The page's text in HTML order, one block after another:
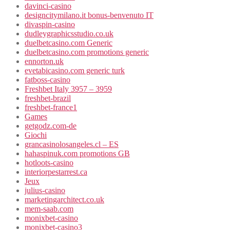
davinci-casino
designcitymilano.it bonus-benvenuto IT
divaspin-casino
dudleygraphicsstudio.co.uk
duelbetcasino.com Generic
duelbetcasino.com promotions generic
ennorton.uk
evetabicasino.com generic turk
fatboss-casino
Freshbet Italy 3957 – 3959
freshbet-brazil
freshbet-france1
Games
getgodz.com-de
Giochi
grancasinolosangeles.cl – ES
hahaspinuk.com promotions GB
hotloots-casino
interiorpestarrest.ca
Jeux
julius-casino
marketingarchitect.co.uk
mem-saab.com
monixbet-casino
monixbet-casino3